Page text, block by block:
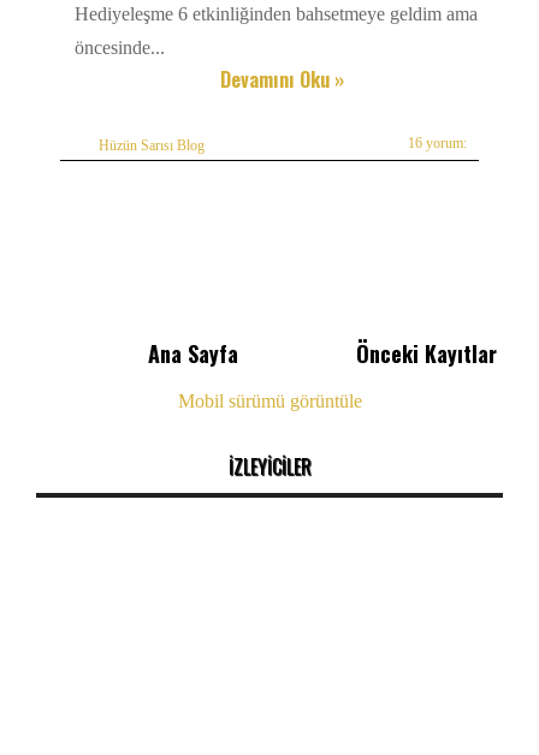
Hediyeleşme 6 etkinliğinden bahsetmeye geldim ama
öncesinde...
Devamını Oku »
Hüzün Sarısı Blog 16 yorum:
Önceki Kayıtlar
Ana Sayfa
Mobil sürümü görüntüle
İZLEYİCİLER